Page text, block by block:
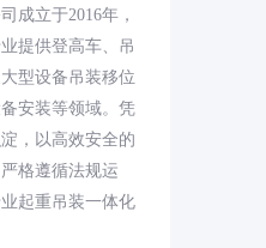
成立于2016年，
提供登高车、吊
型设备吊装移位
安装等领域。凭
，以高效安全的
格遵循法规运
起重吊装一体化